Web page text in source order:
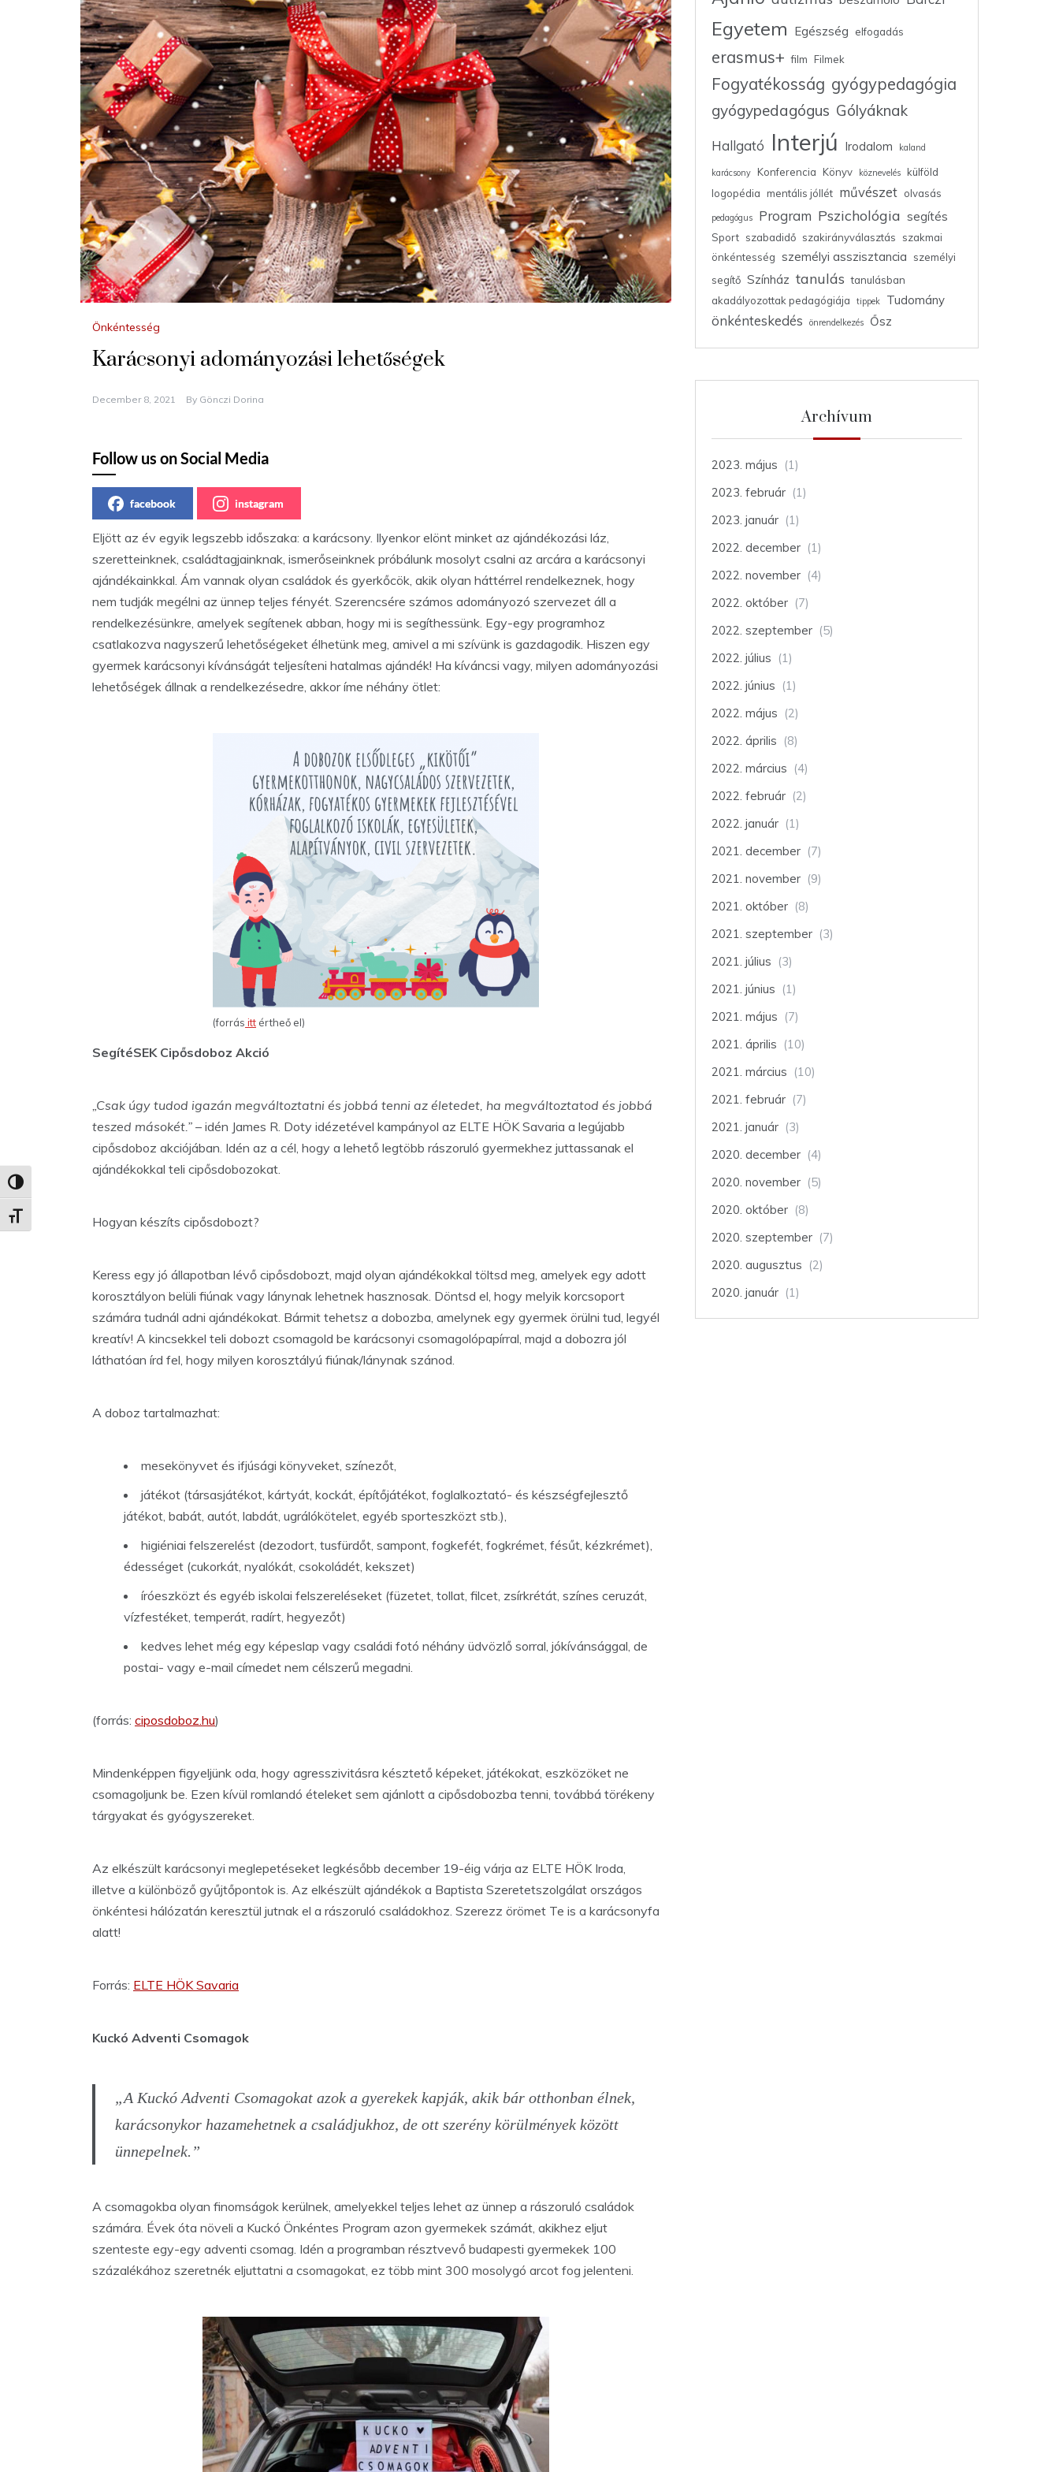
Nagy kontraszt váltása
Betűméret váltása
Önkéntesség
Karácsonyi adományozási lehetőségek
December 8, 2021 By Gönczi Dorina
Follow us on Social Media
facebook instagram
Eljött az év egyik legszebb időszaka: a karácsony. Ilyenkor elönt minket az ajándékozási láz,
szeretteinknek, családtagjainknak, ismerőseinknek próbálunk mosolyt csalni az arcára a karácsonyi
ajándékainkkal. Ám vannak olyan családok és gyerkőcök, akik olyan háttérrel rendelkeznek, hogy
nem tudják megélni az ünnep teljes fényét. Szerencsére számos adományozó szervezet áll a
rendelkezésünkre, amelyek segítenek abban, hogy mi is segíthessünk. Egy-egy programhoz
csatlakozva nagyszerű lehetőségeket élhetünk meg, amivel a mi szívünk is gazdagodik. Hiszen egy
gyermek karácsonyi kívánságát teljesíteni hatalmas ajándék! Ha kíváncsi vagy, milyen adományozási
lehetőségek állnak a rendelkezésedre, akkor íme néhány ötlet:
(forrás itt értheő el)
SegítéSEK Cipősdoboz Akció
„Csak úgy tudod igazán megváltoztatni és jobbá tenni az életedet, ha megváltoztatod és jobbá
teszed másokét.” – idén James R. Doty idézetével kampányol az ELTE HÖK Savaria a legújabb
cipősdoboz akciójában. Idén az a cél, hogy a lehető legtöbb rászoruló gyermekhez juttassanak el
ajándékokkal teli cipősdobozokat.
Hogyan készíts cipősdobozt?
Keress egy jó állapotban lévő cipősdobozt, majd olyan ajándékokkal töltsd meg, amelyek egy adott
korosztályon belüli fiúnak vagy lánynak lehetnek hasznosak. Döntsd el, hogy melyik korcsoport
számára tudnál adni ajándékokat. Bármit tehetsz a dobozba, amelynek egy gyermek örülni tud, legyél
kreatív! A kincsekkel teli dobozt csomagold be karácsonyi csomagolópapírral, majd a dobozra jól
láthatóan írd fel, hogy milyen korosztályú fiúnak/lánynak szánod.
A doboz tartalmazhat:
mesekönyvet és ifjúsági könyveket, színezőt,
játékot (társasjátékot, kártyát, kockát, építőjátékot, foglalkoztató- és készségfejlesztő
játékot, babát, autót, labdát, ugrálókötelet, egyéb sporteszközt stb.),
higiéniai felszerelést (dezodort, tusfürdőt, sampont, fogkefét, fogkrémet, fésűt, kézkrémet),
édességet (cukorkát, nyalókát, csokoládét, kekszet)
íróeszközt és egyéb iskolai felszereléseket (füzetet, tollat, filcet, zsírkrétát, színes ceruzát,
vízfestéket, temperát, radírt, hegyezőt)
kedves lehet még egy képeslap vagy családi fotó néhány üdvözlő sorral, jókívánsággal, de
postai- vagy e-mail címedet nem célszerű megadni.
(forrás: ciposdoboz.hu)
Mindenképpen figyeljünk oda, hogy agresszivitásra késztető képeket, játékokat, eszközöket ne
csomagoljunk be. Ezen kívül romlandó ételeket sem ajánlott a cipősdobozba tenni, továbbá törékeny
tárgyakat és gyógyszereket.
Az elkészült karácsonyi meglepetéseket legkésőbb december 19-éig várja az ELTE HÖK Iroda,
illetve a különböző gyűjtőpontok is. Az elkészült ajándékok a Baptista Szeretetszolgálat országos
önkéntesi hálózatán keresztül jutnak el a rászoruló családokhoz. Szerezz örömet Te is a karácsonyfa
alatt!
Forrás: ELTE HÖK Savaria
Kuckó Adventi Csomagok
„A Kuckó Adventi Csomagokat azok a gyerekek kapják, akik bár otthonban élnek,
karácsonykor hazamehetnek a családjukhoz, de ott szerény körülmények között
ünnepelnek.”
A csomagokba olyan finomságok kerülnek, amelyekkel teljes lehet az ünnep a rászoruló családok
számára. Évek óta növeli a Kuckó Önkéntes Program azon gyermekek számát, akikhez eljut
szenteste egy-egy adventi csomag. Idén a programban résztvevő budapesti gyermekek 100
százalékához szeretnék eljuttatni a csomagokat, ez több mint 300 mosolygó arcot fog jelenteni.
Egyetem Egészség elfogadás
erasmus+ film Filmek
Fogyatékosság gyógypedagógia
gyógypedagógus Gólyáknak
Hallgató Interjú Irodalom kaland
karácsony Konferencia Könyv köznevelés
külföld
logopédia mentális jóllét művészet olvasás
pedagógus Program Pszichológia segítés
Sport szabadidő szakirányválasztás
szakmai
önkéntesség személyi asszisztancia
személyi
segítő Színház tanulás tanulásban
akadályozottak pedagógiája
tippek Tudomány
önkénteskedés önrendelkezés Ősz
Archívum
2023. május (1)
2023. február (1)
2023. január (1)
2022. december (1)
2022. november (4)
2022. október (7)
2022. szeptember (5)
2022. július (1)
2022. június (1)
2022. május (2)
2022. április (8)
2022. március (4)
2022. február (2)
2022. január (1)
2021. december (7)
2021. november (9)
2021. október (8)
2021. szeptember (3)
2021. július (3)
2021. június (1)
2021. május (7)
2021. április (10)
2021. március (10)
2021. február (7)
2021. január (3)
2020. december (4)
2020. november (5)
2020. október (8)
2020. szeptember (7)
2020. augusztus (2)
2020. január (1)